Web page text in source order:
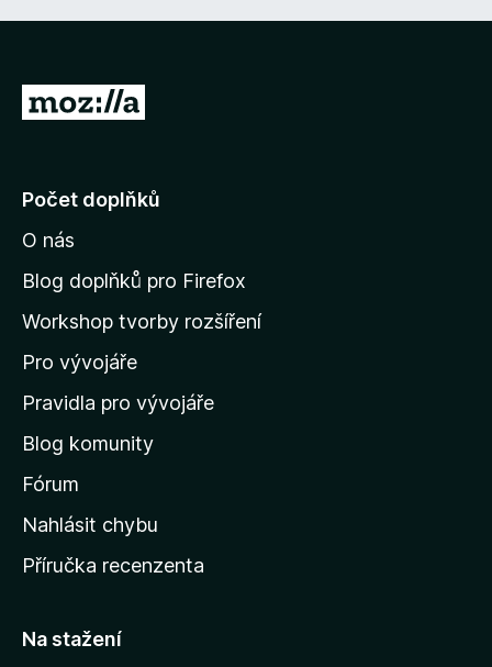
P
j
t
n
d
o
m
v
s
k
u
t
Počet doplňků
O nás
Blog doplňků pro Firefox
Workshop tvorby rozšíření
Pro vývojáře
Pravidla pro vývojáře
Blog komunity
Fórum
Nahlásit chybu
Příručka recenzenta
Na stažení